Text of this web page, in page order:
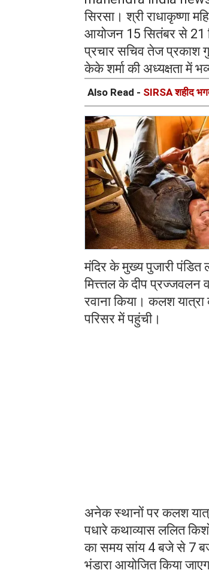
सिरसा। श्री राधाकृष्णा
आयोजन 15 सितंबर से 21
प्रचार सचिव तेज प्रकाश
केके शर्मा की अध्यक्षता में
Also Read - SIRSA शहीद
मंदिर के मुख्य पुजारी पंडित
मित्त्तल के दीप प्रज्जवलन
रवाना किया। कलश
परिसर में पहुंची।
अनेक स्थानों पर कलश
पधारे कथाव्यास ललित
का समय सांय 4 बजे से 7
भंडारा आयोजित किया